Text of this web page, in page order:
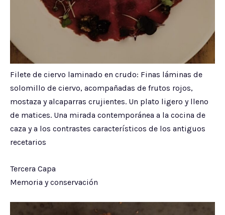
Filete de ciervo laminado en crudo: Finas láminas de
solomillo de ciervo, acompañadas de frutos rojos,
mostaza y alcaparras crujientes. Un plato ligero y lleno
de matices. Una mirada contemporánea a la cocina de
caza y a los contrastes característicos de los antiguos
recetarios
Tercera Capa
Memoria y conservación